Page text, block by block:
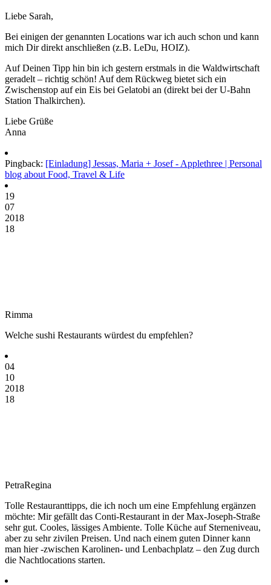
Liebe Sarah,
Bei einigen der genannten Locations war ich auch schon und kann
mich Dir direkt anschließen (z.B. LeDu, HOIZ).
Auf Deinen Tipp hin bin ich gestern erstmals in die Waldwirtschaft
geradelt – richtig schön! Auf dem Rückweg bietet sich ein
Zwischenstop auf ein Eis bei Gelatobi an (direkt bei der U-Bahn
Station Thalkirchen).
Liebe Grüße
Anna
Pingback: [Einladung] Jessas, Maria + Josef - Applethree | Personal
blog about Food, Travel & Life
19
07
2018
18
Rimma
Welche sushi Restaurants würdest du empfehlen?
04
10
2018
18
PetraRegina
Tolle Restauranttipps, die ich noch um eine Empfehlung ergänzen
möchte: Mir gefällt das Conti-Restaurant in der Max-Joseph-Straße
sehr gut. Cooles, lässiges Ambiente. Tolle Küche auf Sterneniveau,
aber zu sehr zivilen Preisen. Und nach einem guten Dinner kann
man hier -zwischen Karolinen- und Lenbachplatz – den Zug durch
die Nachtlocations starten.